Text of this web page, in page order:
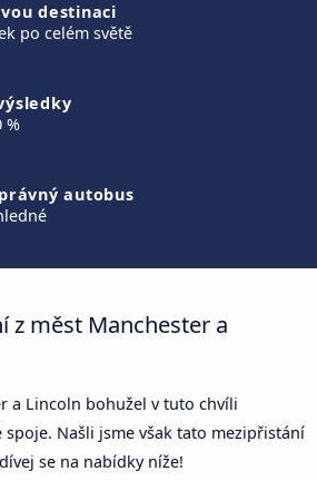
destinaci
po celém světě
%
autobus
z měst Manchester a
a Lincoln bohužel v tuto chvíli
Našli jsme však tato mezipřistání
se na nabídky níže!